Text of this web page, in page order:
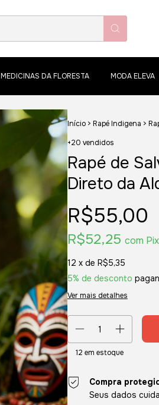
MEDICINAS DA FLORESTA MODA ELEVA
Início > Rapé Indigena >
+20 vendidos
Rapé de
Direto da
R$55,00
R$52,25 com Pix
12 x de R$5,35
5% de desconto
Ver mais detalhes
12 em estoque
Compra
Seus dados